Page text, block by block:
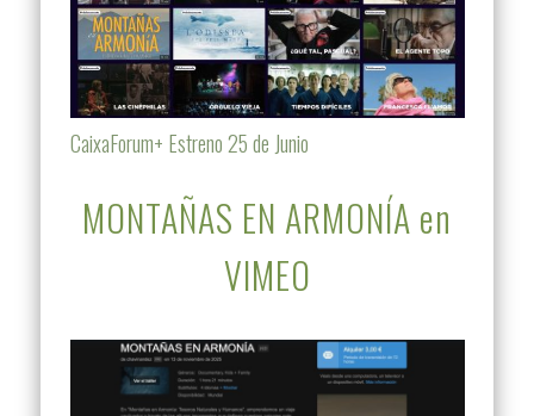
CaixaForum+ Estreno 25 de Junio
MONTAÑAS EN ARMONÍA en
VIMEO